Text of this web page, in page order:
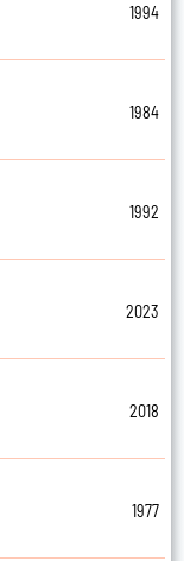
1994
1984
1992
2023
2018
1977